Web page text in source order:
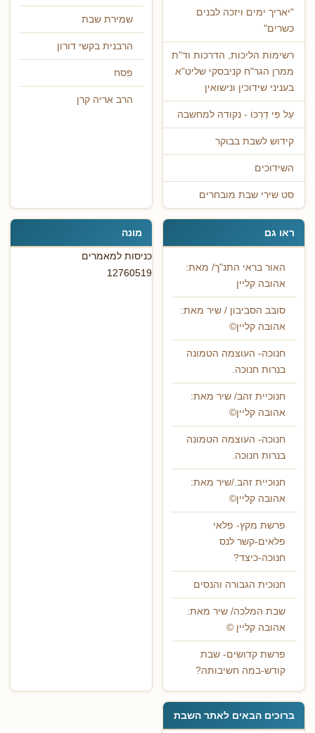
"יאריך ימים ויזכה לבנים
כשרים"
רשימות הליכות, הדרכות וד"ת
ממרן הגר"ח קניבסקי שליט"א
בעניני שידוכין ונישואין
עַל פִּי דַרְכּוֹ - נקודה למחשבה
קידוש לשבת בבוקר
השידוכים
סט שירי שבת מובחרים
שמירת שבת
הרבנית בקשי דורון
פסח
הרב אריה קרן
ראו גם
האור בראי התנ"ך/ מאת:
אהובה קליין
סובב הסביבון / שיר מאת:
אהובה קליין©
חנוכה- העוצמה הטמונה
בנרות חנוכה.
חנוכיית זהב/ שיר מאת:
אהובה קליין©
חנוכה- העוצמה הטמונה
בנרות חנוכה.
חנוכיית זהב./שיר מאת:
אהובה קליין©
פרשת מקץ- פלאי
פלאים-קשר לנס
חנוכה-כיצד?
חנוכית הגבורה והנסים
שבת המלכה/ שיר מאת:
אהובה קליין ©
פרשת קדושים- שבת
קודש-במה חשיבותה?
מונה
כניסות למאמרים
12760519
ברוכים הבאים לאתר השבת